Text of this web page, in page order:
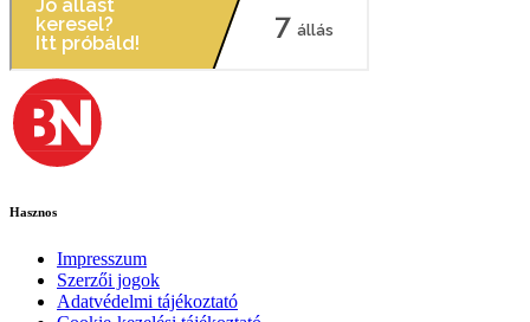
Hasznos
Impresszum
Szerzői jogok
Adatvédelmi tájékoztató